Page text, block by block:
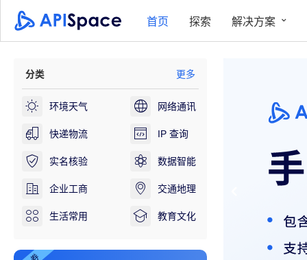
首页 探索 解决方案
分类 更多
环境天气 网络通讯
快递物流 IP 查询
实名核验 数据智能
企业工商 交通地理
生活常用 教育文化